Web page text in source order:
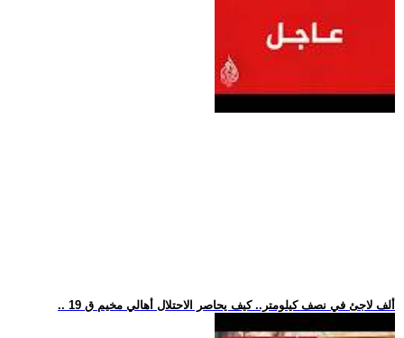
.. 19 ألف لاجئ في نصف كيلومتر.. كيف يحاصر الاحتلال أهالي مخيم ق